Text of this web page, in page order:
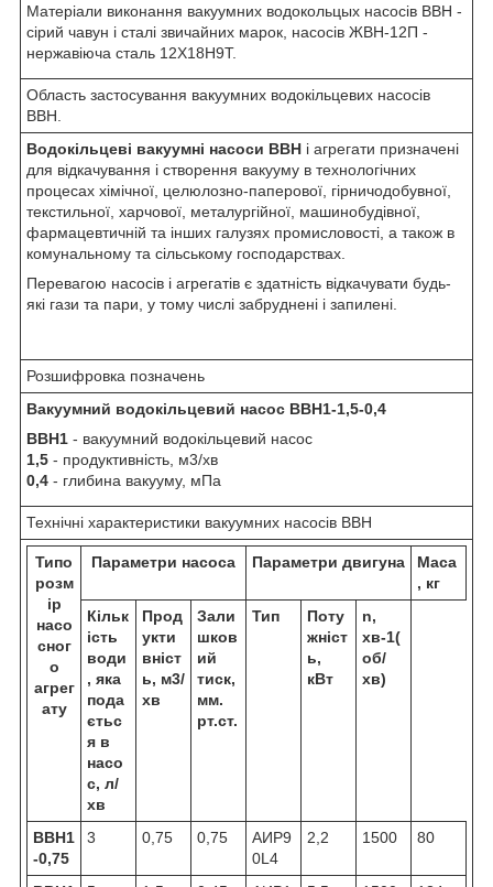
Матеріали виконання вакуумних водокольцых насосів ВВН -
сірий чавун і сталі звичайних марок, насосів ЖВН-12П -
нержавіюча сталь 12Х18Н9Т.
Область застосування вакуумних водокільцевих насосів
ВВН.
Водокільцеві вакуумні насоси ВВН і агрегати призначені
для відкачування і створення вакууму в технологічних
процесах хімічної, целюлозно-паперової, гірничодобувної,
текстильної, харчової, металургійної, машинобудівної,
фармацевтичній та інших галузях промисловості, а також в
комунальному та сільському господарствах.
Перевагою насосів і агрегатів є здатність відкачувати будь-
які гази та пари, у тому числі забруднені і запилені.
Розшифровка позначень
Вакуумний водокільцевий насос ВВН1-1,5-0,4
ВВН1 - вакуумний водокільцевий насос
1,5 - продуктивність, м3/хв
0,4 - глибина вакууму, мПа
Технічні характеристики вакуумних насосів ВВН
Типо
розм
ір
насо
сног
о
агрег
ату
Параметри насоса Параметри двигуна
Маса
, кг
Кільк
ість
води
, яка
пода
єтьс
я в
насо
с, л/
хв
Прод
укти
вніст
ь, м3/
хв
Зали
шков
ий
тиск,
мм.
рт.ст.
Тип
Поту
жніст
ь,
кВт
n,
хв-1(
об/
хв)
ВВН1
-0,75
3 0,75 0,75
АИР9
0L4
2,2 1500 80